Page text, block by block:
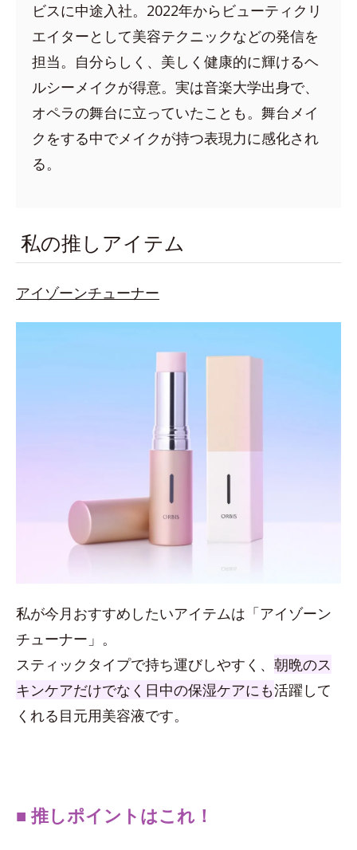
ビスに中途入社。2022年からビューティクリ
エイターとして美容テクニックなどの発信を
担当。自分らしく、美しく健康的に輝けるヘ
ルシーメイクが得意。実は音楽大学出身で、
オペラの舞台に立っていたことも。舞台メイ
クをする中でメイクが持つ表現力に感化され
る。
私の推しアイテム
アイゾーンチューナー
私が今月おすすめしたいアイテムは「アイゾーン
チューナー」。
スティックタイプで持ち運びしやすく、 朝晩のス
キンケアだけでなく日中の保湿ケアにも活躍して
くれる目元用美容液です。
■ 推しポイントはこれ！